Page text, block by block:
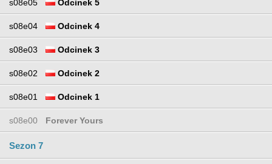
s08e05 Odcinek 5
s08e04 Odcinek 4
s08e03 Odcinek 3
s08e02 Odcinek 2
s08e01 Odcinek 1
s08e00 Forever Yours
Sezon 7